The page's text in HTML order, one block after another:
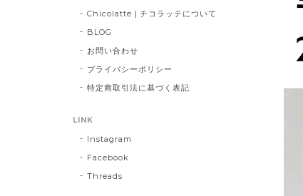
Chicolatte | チコラッテについて
BLOG
お問い合わせ
プライバシーポリシー
特定商取引法に基づく表記
LINK
Instagram
Facebook
Threads